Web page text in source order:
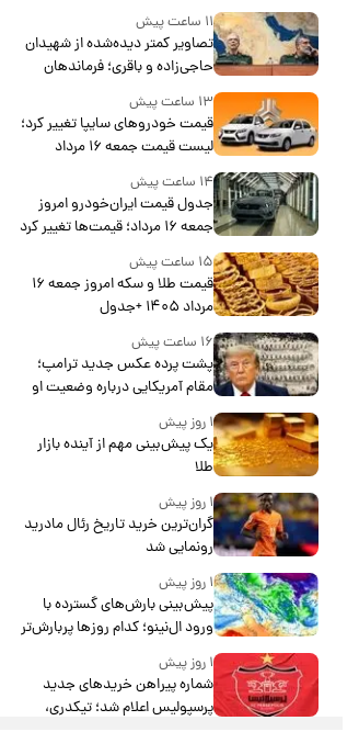
۱۱ ساعت پیش
تصاویر کمتر دیده‌شده از شهیدان
حاجی‌زاده و باقری؛ فرماندهان
شهید هوافضای ایران
۱۳ ساعت پیش
قیمت خودروهای سایپا تغییر کرد؛
لیست قیمت جمعه ۱۶ مرداد
منتشر شد
۱۴ ساعت پیش
جدول قیمت ایران‌خودرو امروز
جمعه ۱۶ مرداد؛ قیمت‌ها تغییر کرد
۱۵ ساعت پیش
قیمت طلا و سکه امروز جمعه ۱۶
مرداد ۱۴۰۵ +جدول
۱۶ ساعت پیش
پشت پرده عکس جدید ترامپ؛
مقام آمریکایی درباره وضعیت او
چه گفت؟
۱ روز پیش
یک پیش‌بینی مهم از آینده بازار
طلا
۱ روز پیش
گران‌ترین خرید تاریخ رئال مادرید
رونمایی شد
۱ روز پیش
پیش‌بینی بارش‌های گسترده با
ورود ال‌نینو؛ کدام روزها پربارش‌تر
خواهند بود؟
۱ روز پیش
شماره پیراهن خریدهای جدید
پرسپولیس اعلام شد؛ تیکدری،